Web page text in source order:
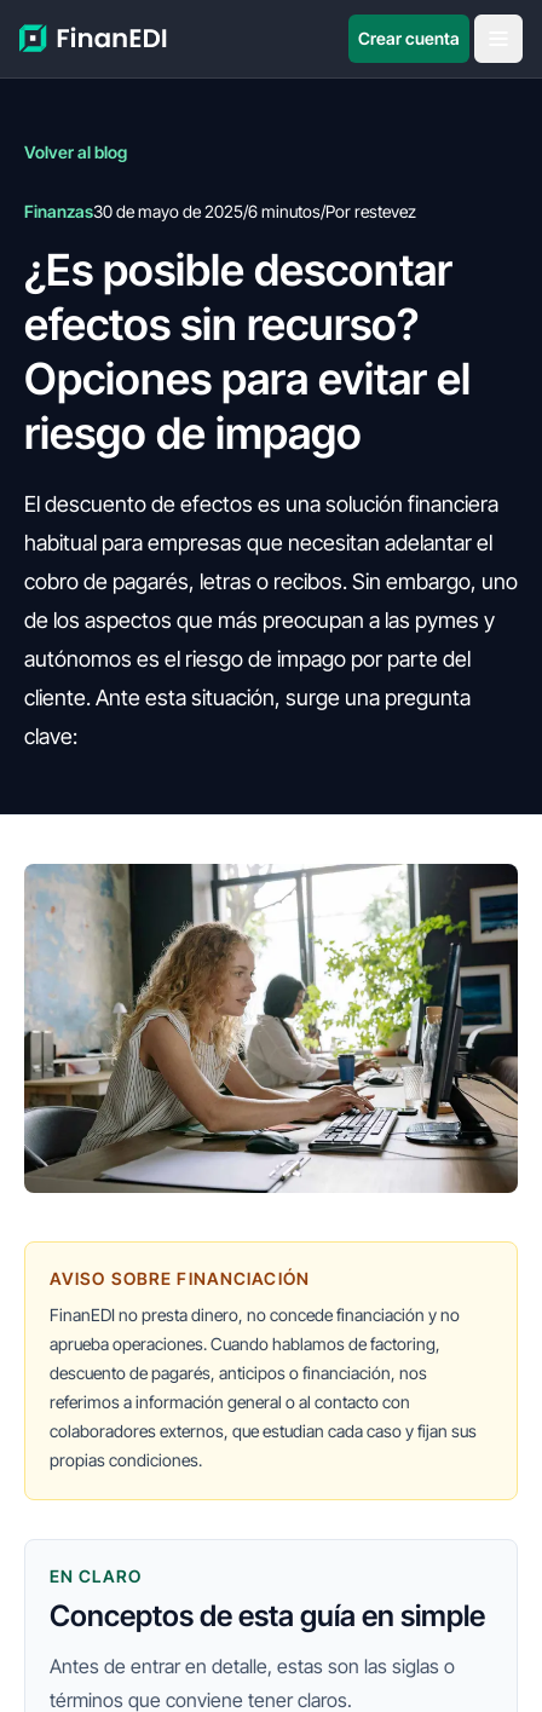
Crear cuenta
Volver al blog
Finanzas30 de mayo de 2025/6 minutos/Por restevez
¿Es posible descontar
efectos sin recurso?
Opciones para evitar el
riesgo de impago
El descuento de efectos es una solución financiera
habitual para empresas que necesitan adelantar el
cobro de pagarés, letras o recibos. Sin embargo, uno
de los aspectos que más preocupan a las pymes y
autónomos es el riesgo de impago por parte del
cliente. Ante esta situación, surge una pregunta
clave:
AVISO SOBRE FINANCIACIÓN
FinanEDI no presta dinero, no concede financiación y no
aprueba operaciones. Cuando hablamos de factoring,
descuento de pagarés, anticipos o financiación, nos
referimos a información general o al contacto con
colaboradores externos, que estudian cada caso y fijan sus
propias condiciones.
EN CLARO
Conceptos de esta guía en simple
Antes de entrar en detalle, estas son las siglas o
términos que conviene tener claros.